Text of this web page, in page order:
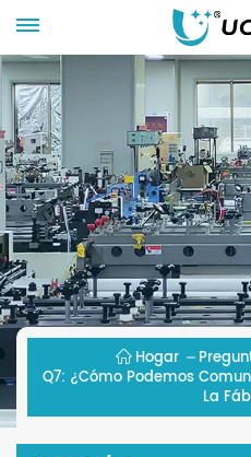
Hogar
Q7: ¿Cómo Podemos
La